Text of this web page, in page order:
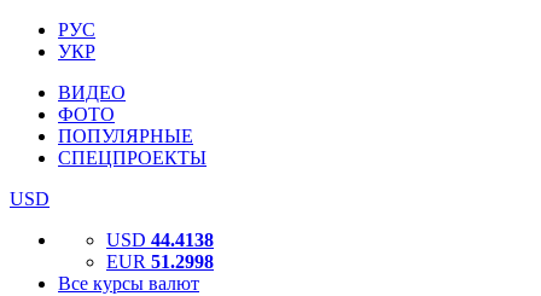
РУС
УКР
ВИДЕО
ФОТО
ПОПУЛЯРНЫЕ
СПЕЦПРОЕКТЫ
USD
USD 44.4138
EUR 51.2998
Все курсы валют